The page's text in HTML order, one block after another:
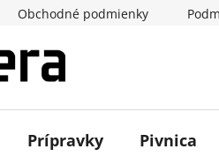
Obchodné podmienky
Prípravky Pivnica